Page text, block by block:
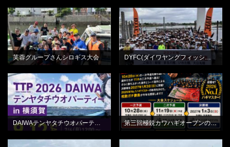
BLOG
芙蓉グループさんシロギス大会
BLOG
DYFC(ダイワヤングフィッシングクラブ)平和島
BLOG
DAIWAテンヤタチウオパーティーin横須賀
BLOG
第三回極鋭カワハギオープンのご案内